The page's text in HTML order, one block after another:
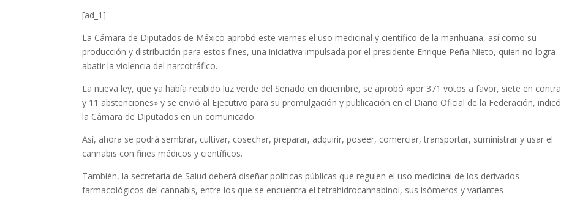
[ad_1]
La Cámara de Diputados de México aprobó este viernes el uso medicinal y científico de la marihuana, así como su
producción y distribución para estos fines, una iniciativa impulsada por el presidente Enrique Peña Nieto, quien no logra
abatir la violencia del narcotráfico.
La nueva ley, que ya había recibido luz verde del Senado en diciembre, se aprobó «por 371 votos a favor, siete en contra
y 11 abstenciones» y se envió al Ejecutivo para su promulgación y publicación en el Diario Oficial de la Federación, indicó
la Cámara de Diputados en un comunicado.
Así, ahora se podrá sembrar, cultivar, cosechar, preparar, adquirir, poseer, comerciar, transportar, suministrar y usar el
cannabis con fines médicos y científicos.
También, la secretaría de Salud deberá diseñar políticas públicas que regulen el uso medicinal de los derivados
farmacológicos del cannabis, entre los que se encuentra el tetrahidrocannabinol, sus isómeros y variantes